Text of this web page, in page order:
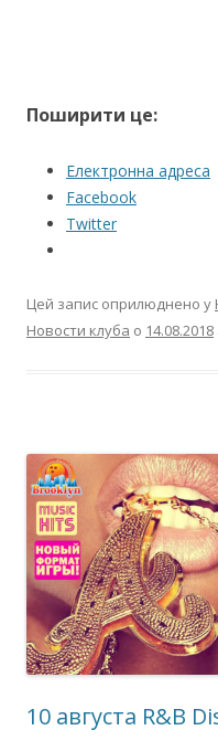
Поширити це:
Електронна адреса
Facebook
Twitter
Цей запис оприлюднено у
Новости клуба о 14.08.2018
10 августа R&B